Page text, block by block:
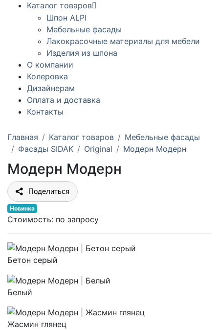
Каталог товаров
Шпон ALPI
Мебельные фасады
Лакокрасочные материалы для мебели
Изделия из шпона
О компании
Колеровка
Дизайнерам
Оплата и доставка
Контакты
Главная Каталог товаров
Мебельные фасады
Фасады SIDAK
Original Модерн Модерн
Модерн Модерн
Поделиться
Новинка
Стоимость: по запросу
Бетон серый
Белый
Жасмин глянец